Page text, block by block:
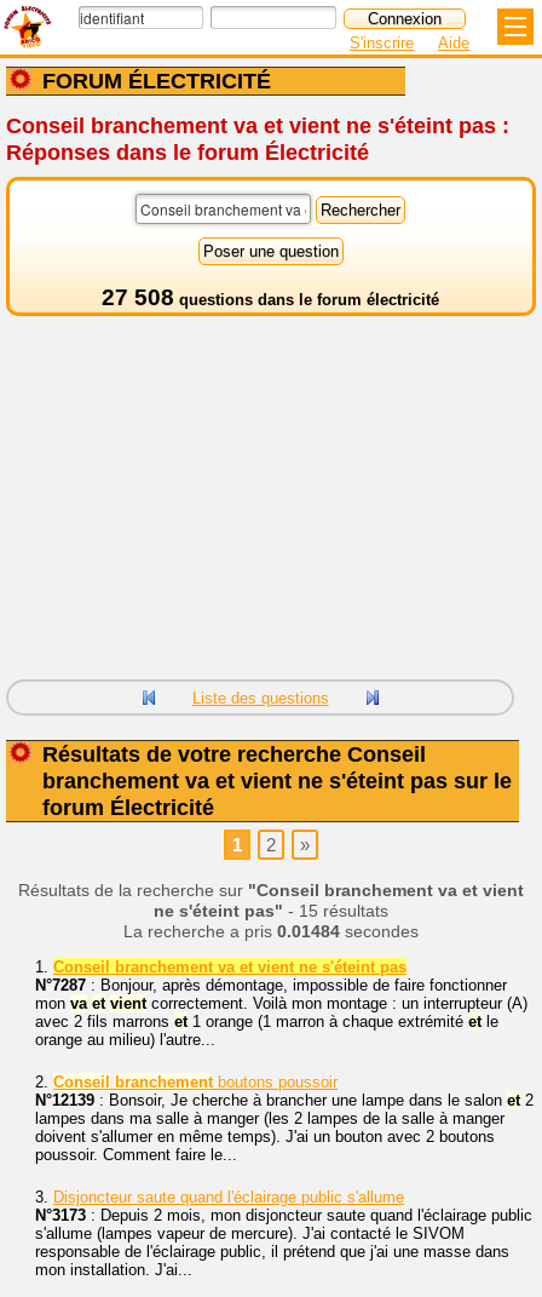
FORUM ÉLECTRICITÉ
S'inscrire Aide
Conseil branchement va et vient ne s'éteint pas :
Réponses dans le forum Électricité
27 508 questions dans le forum électricité
Liste des questions
Résultats de votre recherche Conseil
branchement va et vient ne s'éteint pas sur le
forum Électricité
1 2 »
Résultats de la recherche sur "Conseil branchement va et vient
ne s'éteint pas" - 15 résultats
La recherche a pris 0.01484 secondes
1. Conseil branchement va et vient ne s'éteint pas
N°7287 : Bonjour, après démontage, impossible de faire fonctionner
mon va et vient correctement. Voilà mon montage : un interrupteur (A)
avec 2 fils marrons et 1 orange (1 marron à chaque extrémité et le
orange au milieu) l'autre...
2. Conseil branchement boutons poussoir
N°12139 : Bonsoir, Je cherche à brancher une lampe dans le salon et 2
lampes dans ma salle à manger (les 2 lampes de la salle à manger
doivent s'allumer en même temps). J'ai un bouton avec 2 boutons
poussoir. Comment faire le...
3. Disjoncteur saute quand l'éclairage public s'allume
N°3173 : Depuis 2 mois, mon disjoncteur saute quand l'éclairage public
s'allume (lampes vapeur de mercure). J'ai contacté le SIVOM
responsable de l'éclairage public, il prétend que j'ai une masse dans
mon installation. J'ai...